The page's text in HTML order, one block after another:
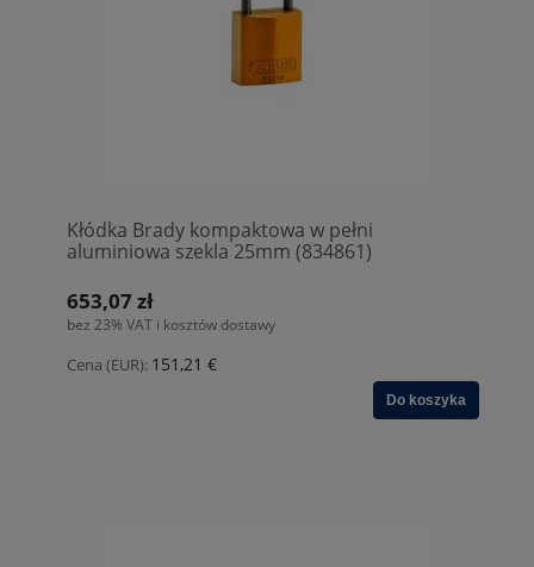
Kłódka Brady kompaktowa w pełni
aluminiowa szekla 25mm (834861)
653,07 zł
bez 23% VAT i kosztów dostawy
Cena (EUR): 151,21 €
Do koszyka